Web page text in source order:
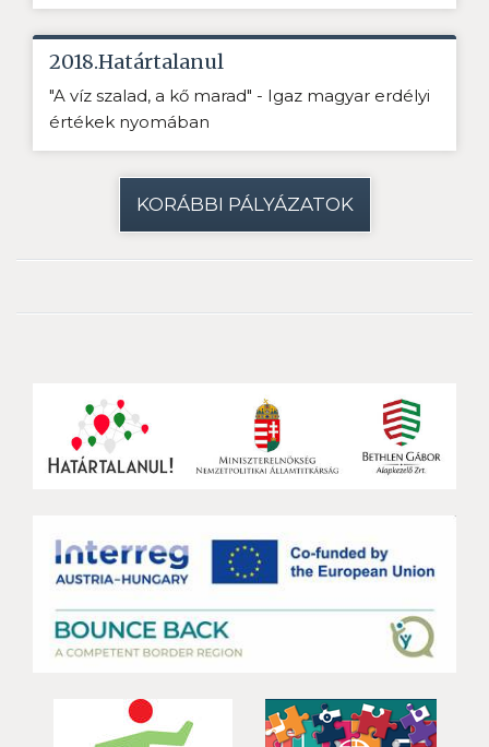
2018.Határtalanul
"A víz szalad, a kő marad" - Igaz magyar erdélyi
értékek nyomában
KORÁBBI PÁLYÁZATOK